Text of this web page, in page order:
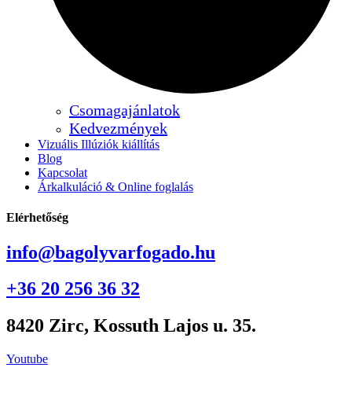
Csomagajánlatok
Kedvezmények
Vizuális Illúziók kiállítás
Blog
Kapcsolat
Árkalkuláció & Online foglalás
Elérhetőség
info@bagolyvarfogado.hu
+36 20 256 36 32
8420 Zirc, Kossuth Lajos u. 35.
Youtube